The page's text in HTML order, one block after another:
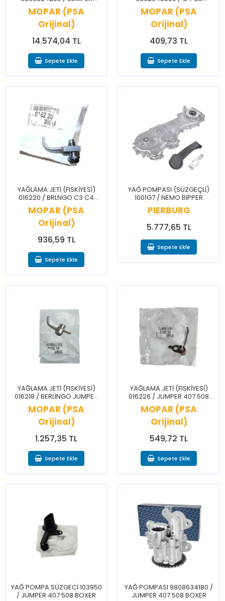
JUMPY BOXER EXPERT
TRAVELLER
MOPAR (PSA
Orijinal)
14.574,04 TL
Sepete Ekle
JUMPER JUMPY DS5 508
BOXER EXPERT TRAVELLER
MOPAR (PSA
Orijinal)
409,73 TL
Sepete Ekle
YAĞLAMA JETİ (FISKİYESİ)
016220 / BRLNGO C3 C4
CELYSEE 2008 206 207 208
3008 301 307 308 PRTNR
RFTR
MOPAR (PSA
Orijinal)
936,59 TL
Sepete Ekle
YAĞ POMPASI (SÜZGEÇLİ)
1001G7 / NEMO BİPPER
PIERBURG
5.777,65 TL
Sepete Ekle
YAĞLAMA JETİ (FISKİYESİ)
016218 / BERLİNGO JUMPER
C4 C5 JUMPY DS5 206 306
307 406 508 BOXER PARTNER
MOPAR (PSA
Orijinal)
1.257,35 TL
Sepete Ekle
YAĞLAMA JETİ (FISKİYESİ)
016226 / JUMPER 407 508
BOXER
MOPAR (PSA
Orijinal)
549,72 TL
Sepete Ekle
YAĞ POMPA SÜZGECİ 103950
/ JUMPER 407 508 BOXER
YAĞ POMPASI 9808634180 /
JUMPER 407 508 BOXER